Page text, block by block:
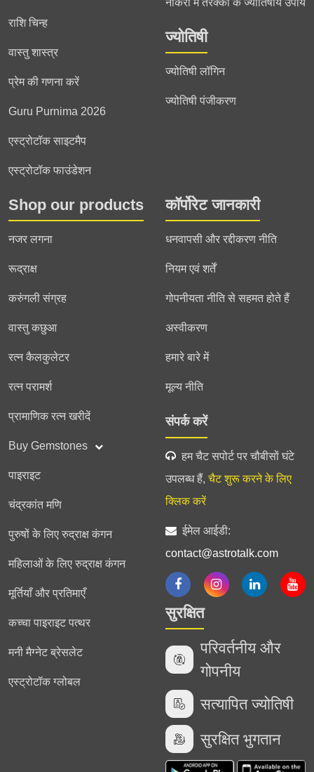
राशि चिन्ह
वास्तु शास्त्र
प्रेम की गणना करें
Guru Purnima 2026
एस्ट्रोटॉक साइटमैप
एस्ट्रोटॉक फाउंडेशन
नौकरी में तरक्की के ज्योतिषीय उपाय
ज्योतिषी
ज्योतिषी लॉगिन
ज्योतिषी पंजीकरण
Shop our products
नजर लगना
रूद्राक्ष
करुंगली संग्रह
वास्तु कछुआ
रत्न कैलकुलेटर
रत्न परामर्श
प्रामाणिक रत्न खरीदें
Buy Gemstones
पाइराइट
चंद्रकांत मणि
पुरुषों के लिए रुद्राक्ष कंगन
महिलाओं के लिए रुद्राक्ष कंगन
मूर्तियाँ और प्रतिमाएँ
कच्चा पाइराइट पत्थर
मनी मैग्नेट ब्रेसलेट
एस्ट्रोटॉक ग्लोबल
कॉर्पोरेट जानकारी
धनवापसी और रद्दीकरण नीति
नियम एवं शर्तें
गोपनीयता नीति से सहमत होते हैं
अस्वीकरण
हमारे बारे में
मूल्य नीति
संपर्क करें
हम चैट सपोर्ट पर चौबीसों घंटे
उपलब्ध हैं, चैट शुरू करने के लिए
क्लिक करें
ईमेल आईडी:
contact@astrotalk.com
सुरक्षित
परिवर्तनीय और
गोपनीय
सत्यापित ज्योतिषी
सुरक्षित भुगतान